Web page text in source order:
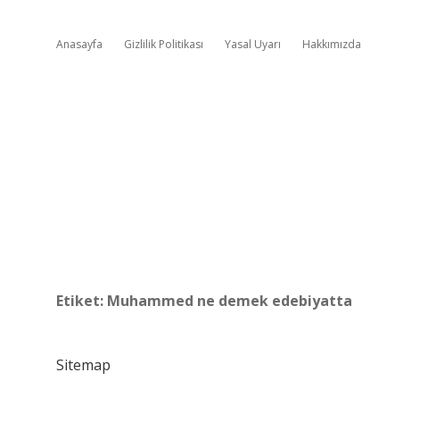
Anasayfa Gizlilik Politikası Yasal Uyarı Hakkımızda
Etiket: Muhammed ne demek edebiyatta
Sitemap